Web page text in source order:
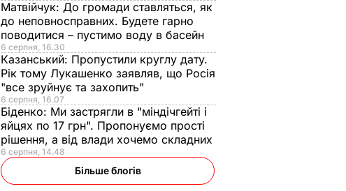
Матвійчук: До громади ставляться, як
до неповносправних. Будете гарно
поводитися – пустимо воду в басейн
6 серпня, 16.30
Казанський: Пропустили круглу дату.
Рік тому Лукашенко заявляв, що Росія
"все зруйнує та захопить"
6 серпня, 16.07
Біденко: Ми застрягли в "міндічгейті і
яйцях по 17 грн". Пропонуємо прості
рішення, а від влади хочемо складних
6 серпня, 14.48
Більше блогів